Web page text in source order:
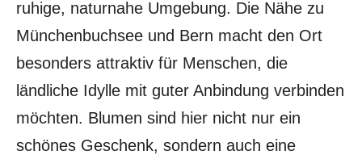
ruhige, naturnahe Umgebung. Die Nähe zu
Münchenbuchsee und Bern macht den Ort
besonders attraktiv für Menschen, die
ländliche Idylle mit guter Anbindung verbinden
möchten. Blumen sind hier nicht nur ein
schönes Geschenk, sondern auch eine